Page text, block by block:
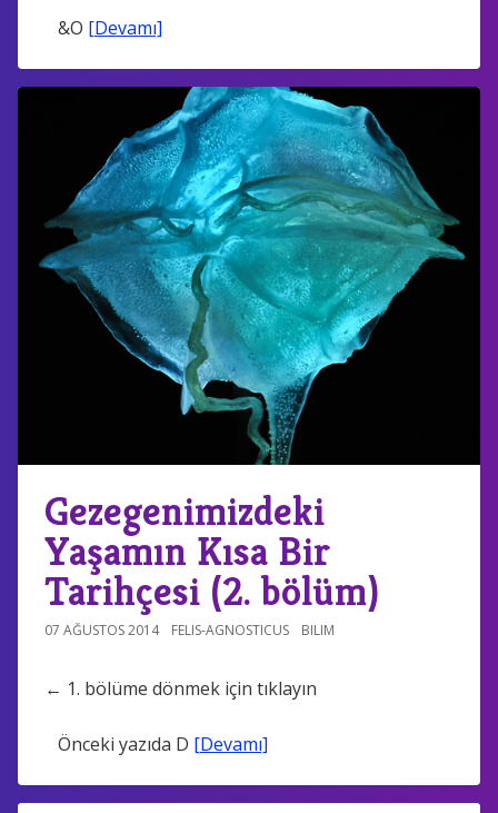
&O [Devamı]
Gezegenimizdeki
Yaşamın Kısa Bir
Tarihçesi (2. bölüm)
07 AĞUSTOS 2014 FELIS-AGNOSTICUS BILIM
← 1. bölüme dönmek için tıklayın
Önceki yazıda D [Devamı]